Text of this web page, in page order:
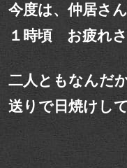
今度は、仲居さ
１時頃 お疲れさ
二人ともなんだ
送りで日焼けし